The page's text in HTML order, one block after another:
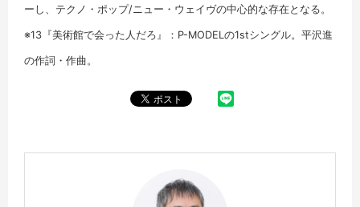
ーし、テクノ・ポップ/ニュー・ウェイヴの中心的な存在となる。
※13『美術館で会った人だろ』：P-MODELの1stシングル。平沢進
の作詞・作曲。